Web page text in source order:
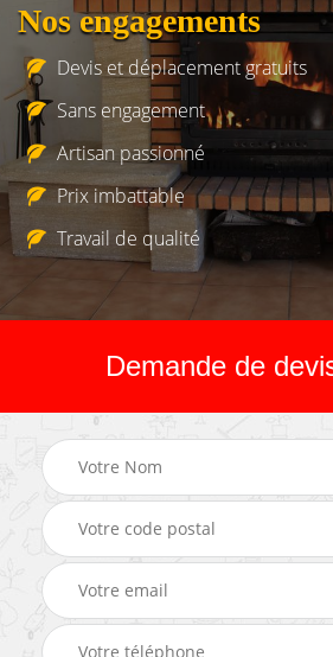
Nos engagements
Devis et déplacement gratuits
Sans engagement
Artisan passionné
Prix imbattable
Travail de qualité
Demande de